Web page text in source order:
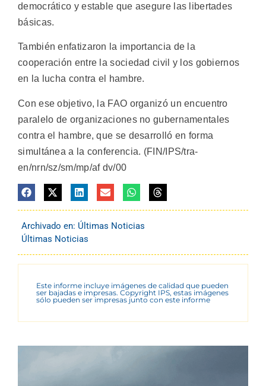
democrático y estable que asegure las libertades
básicas.
También enfatizaron la importancia de la
cooperación entre la sociedad civil y los gobiernos
en la lucha contra el hambre.
Con ese objetivo, la FAO organizó un encuentro
paralelo de organizaciones no gubernamentales
contra el hambre, que se desarrolló en forma
simultánea a la conferencia. (FIN/IPS/tra-
en/nrn/sz/sm/mp/af dv/00
Archivado en: Últimas Noticias
Últimas Noticias
Este informe incluye imágenes de calidad que pueden
ser bajadas e impresas. Copyright IPS, estas imágenes
sólo pueden ser impresas junto con este informe